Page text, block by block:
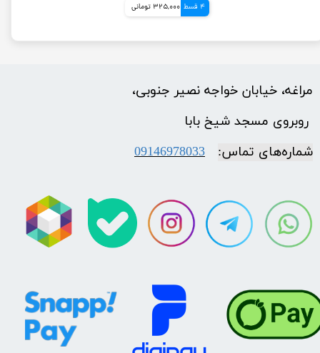
4 قسط 325,000 تومانی
مراغه، خیابان خواجه نصیر جنوبی،
​​​​​​​ روبروی مسجد شیخ بابا
شماره‌‌های تماس:
09146978033